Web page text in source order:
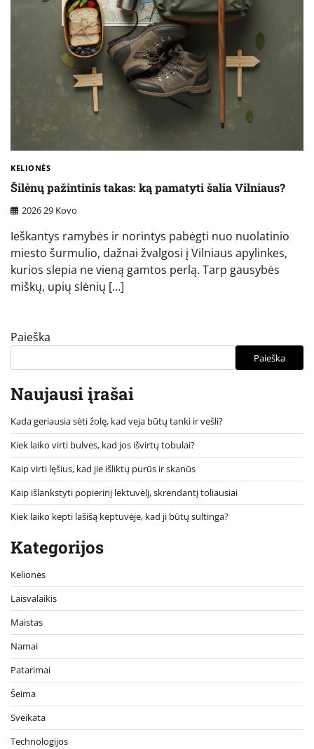
KELIONĖS
Šilėnų pažintinis takas: ką pamatyti šalia Vilniaus?
2026 29 Kovo
Ieškantys ramybės ir norintys pabėgti nuo nuolatinio
miesto šurmulio, dažnai žvalgosi į Vilniaus apylinkes,
kurios slepia ne vieną gamtos perlą. Tarp gausybės
miškų, upių slėnių […]
Paieška
Paieška
Naujausi įrašai
Kada geriausia sėti žolę, kad veja būtų tanki ir vešli?
Kiek laiko virti bulves, kad jos išvirtų tobulai?
Kaip virti lęšius, kad jie išliktų purūs ir skanūs
Kaip išlankstyti popierinį lėktuvėlį, skrendantį toliausiai
Kiek laiko kepti lašišą keptuvėje, kad ji būtų sultinga?
Kategorijos
Kelionės
Laisvalaikis
Maistas
Namai
Patarimai
Šeima
Sveikata
Technologijos